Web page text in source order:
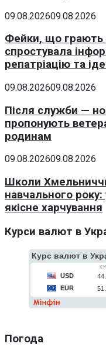
09.08.202609.08.2026
Фейки, що грають
спростувала
репатріацію та
09.08.202609.08.2026
Після служби —
пропонують
родинам
09.08.202609.08.2026
Школи
навчального року:
якісне харчування
Курси валют в
Погода